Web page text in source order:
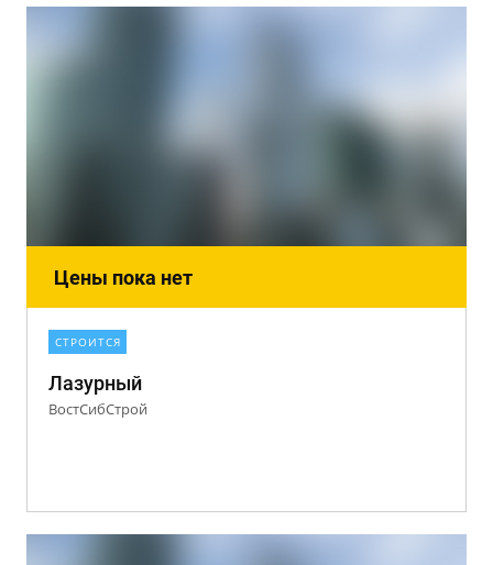
Цены пока нет
СТРОИТСЯ
Лазурный
ВостСибСтрой